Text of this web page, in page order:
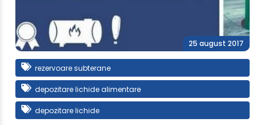
25 august 2017
rezervoare subterane
depozitare lichide alimentare
depozitare lichide